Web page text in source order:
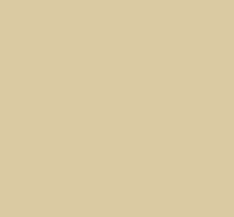
REDON:
DES MACHINES